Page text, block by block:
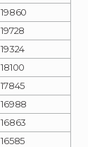
19860
19728
19324
18100
17845
16988
16863
16585